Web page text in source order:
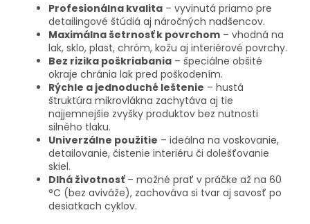
Profesionálna kvalita – vyvinutá priamo pre
detailingové štúdiá aj náročných nadšencov.
Maximálna šetrnosť k povrchom – vhodná na
lak, sklo, plast, chróm, kožu aj interiérové povrchy.
Bez rizika poškriabania – špeciálne obšité
okraje chránia lak pred poškodením.
Rýchle a jednoduché leštenie – hustá
štruktúra mikrovlákna zachytáva aj tie
najjemnejšie zvyšky produktov bez nutnosti
silného tlaku.
Univerzálne použitie – ideálna na voskovanie,
detailovanie, čistenie interiéru či dolešťovanie
skiel.
Dlhá životnosť– možné prať v práčke až na 60
°C (bez aviváže), zachováva si tvar aj savosť po
desiatkach cyklov.